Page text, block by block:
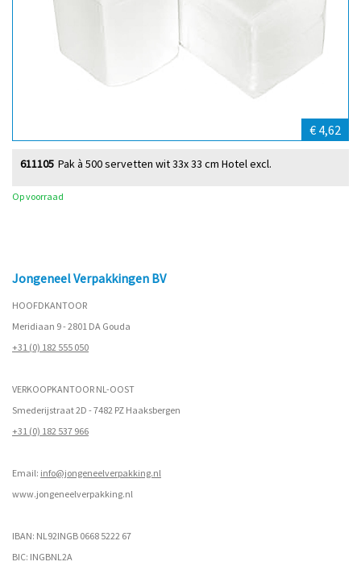
€ 4,62
Pak à 500 servetten wit 33x 33 cm Hotel excl.
611105
Op voorraad
Jongeneel Verpakkingen BV
HOOFDKANTOOR
Meridiaan 9 - 2801 DA Gouda
+31 (0) 182 555 050
VERKOOPKANTOOR NL-OOST
Smederijstraat 2D - 7482 PZ Haaksbergen
+31 (0) 182 537 966
Email: info@jongeneelverpakking.nl
www.jongeneelverpakking.nl
IBAN: NL92INGB 0668 5222 67
BIC: INGBNL2A